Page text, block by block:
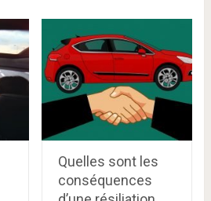
Quelles sont les
conséquences